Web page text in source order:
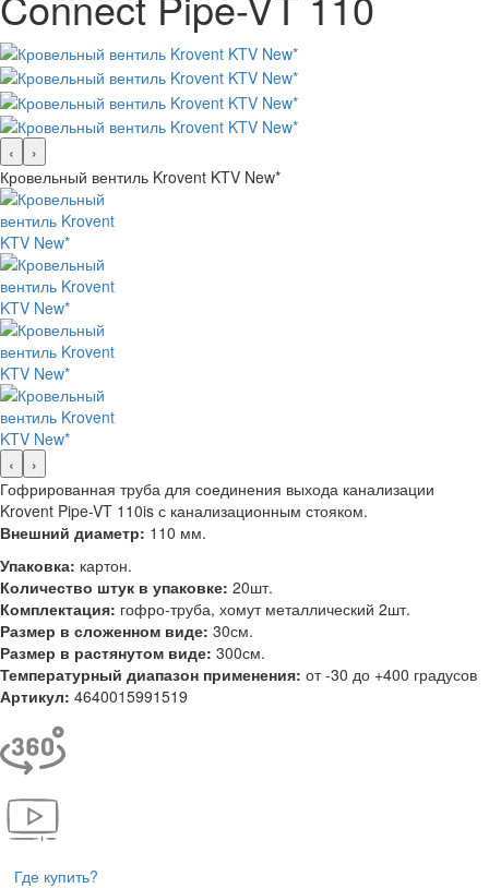
‹
›
Кровельный вентиль Krovent KTV New*
‹
›
Гофрированная труба для соединения выхода канализации
Krovent Pipe-VT 110is с канализационным стояком.
Внешний диаметр: 110 мм.
Упаковка: картон.
Количество штук в упаковке: 20шт.
Комплектация: гофро-труба, хомут металлический 2шт.
Размер в сложенном виде: 30см.
Размер в растянутом виде: 300см.
Температурный диапазон применения: от -30 до +400 градусов
Артикул: 4640015991519
Где купить?